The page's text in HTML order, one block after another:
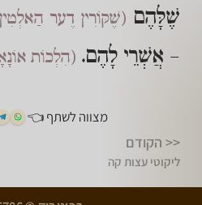
שֶׁלָּהֶם (שֶׁקּוֹרִין דֶער
– אֲשְׁרֵי לָהֶם. (הִלְכוֹת
מצווה לשתף 👈
<< הקודם
ליקוטי עצות קה